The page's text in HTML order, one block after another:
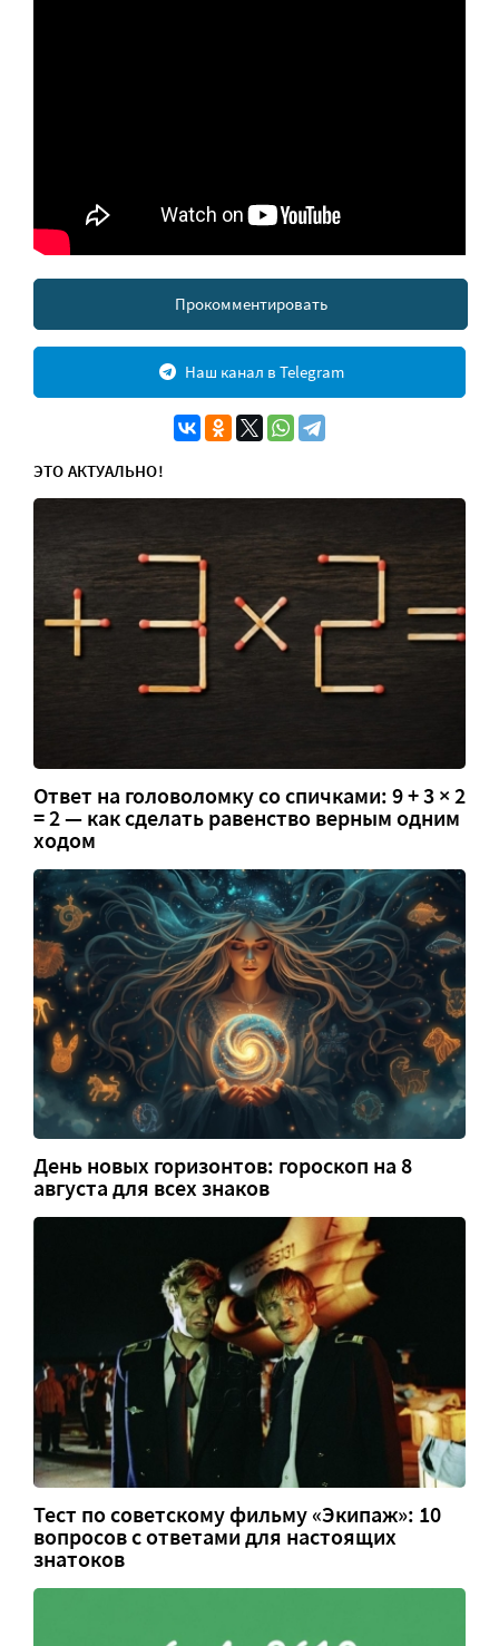
Прокомментировать
Наш канал в Telegram
ЭТО АКТУАЛЬНО!
Ответ на головоломку со спичками: 9 + 3 × 2
= 2 — как сделать равенство верным одним
ходом
День новых горизонтов: гороскоп на 8
августа для всех знаков
Тест по советскому фильму «Экипаж»: 10
вопросов с ответами для настоящих
знатоков